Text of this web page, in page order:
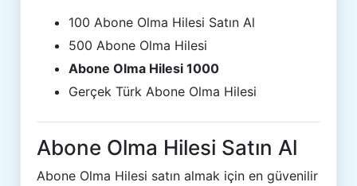
100 Abone Olma Hilesi Satın Al
500 Abone Olma Hilesi
Abone Olma Hilesi 1000
Gerçek Türk Abone Olma Hilesi
Abone Olma Hilesi Satın Al
Abone Olma Hilesi satın almak için en güvenilir